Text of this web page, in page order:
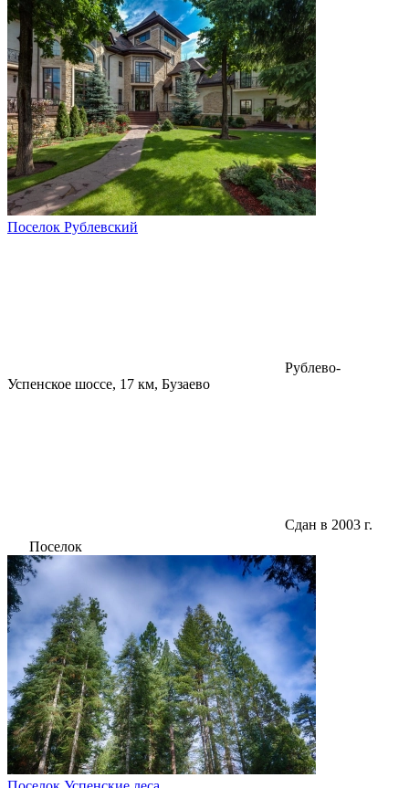
Поселок Рублевский
Рублево-
Успенское шоссе, 17 км, Бузаево
Сдан в 2003 г.
Поселок